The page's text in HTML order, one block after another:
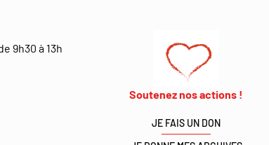
9h30 à 13h
Soutenez nos actions !
JE FAIS UN DON